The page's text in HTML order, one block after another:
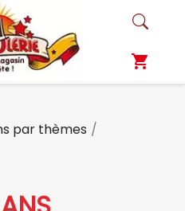
shopping_cart
par thèmes